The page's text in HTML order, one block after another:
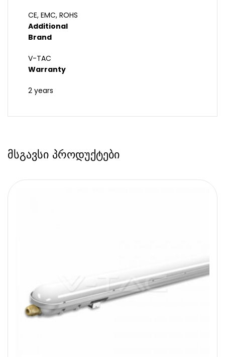
CE, EMC, ROHS
Additional
Brand
V-TAC
Warranty
2 years
მსგავსი პროდუქტები